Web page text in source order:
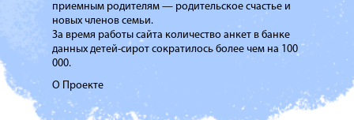
приемным родителям — родительское счастье и
новых членов семьи.
За время работы сайта количество анкет в банке
данных детей-сирот сократилось более чем на 100
000.
О Проекте